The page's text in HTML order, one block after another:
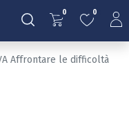
0 0
Affrontare le difficoltà